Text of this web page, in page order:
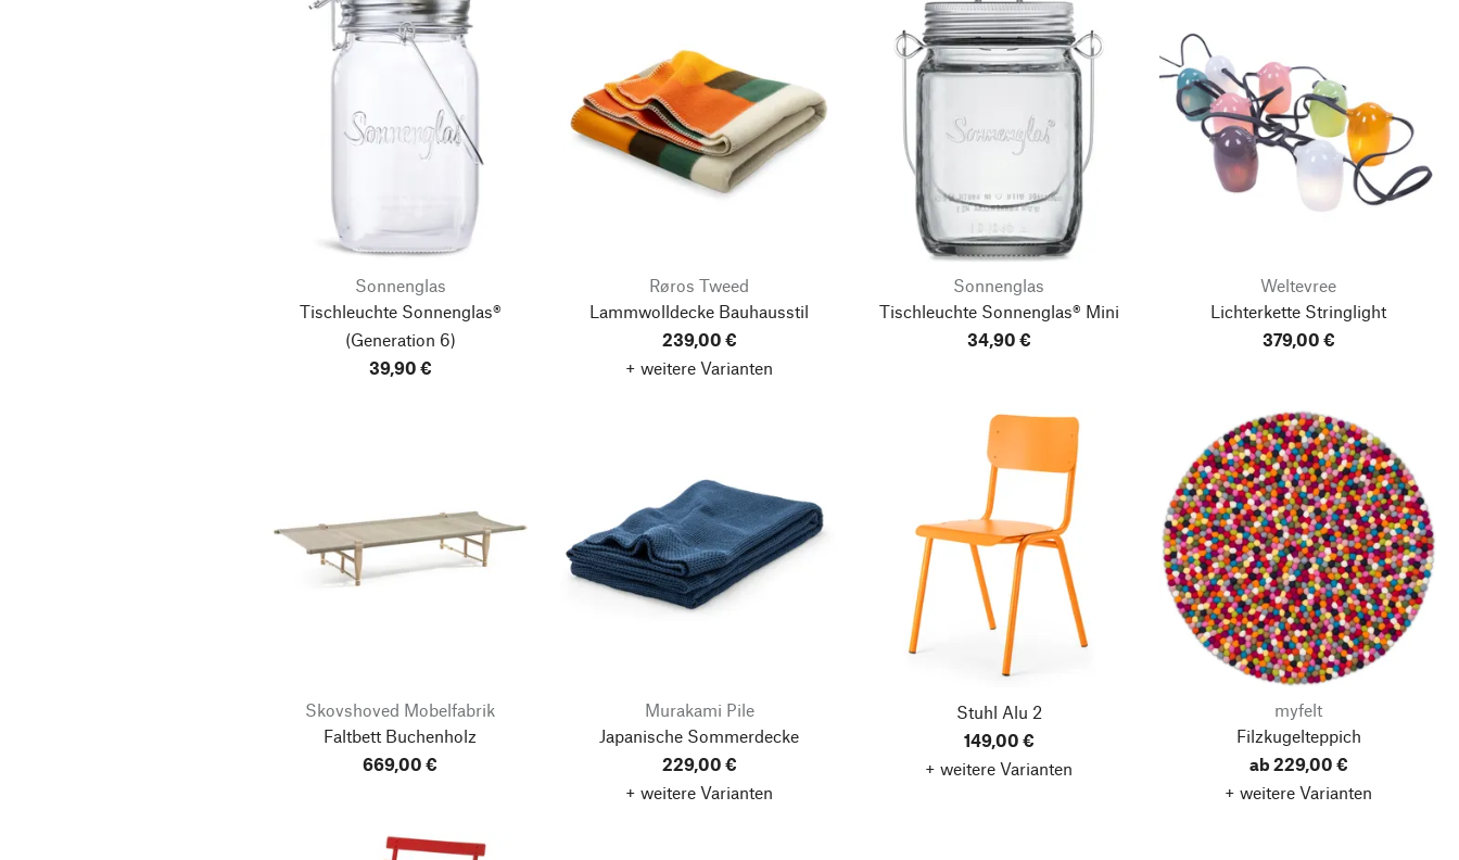
Sonnenglas
Tischleuchte Sonnenglas®
(Generation 6)
39,90 €
Røros Tweed
Lammwolldecke Bauhausstil
239,00 €
+ weitere Varianten
Sonnenglas
Tischleuchte Sonnenglas® Mini
34,90 €
Weltevree
Lichterkette Stringlight
379,00 €
Skovshoved Mobelfabrik
Faltbett Buchenholz
669,00 €
Murakami Pile
Japanische Sommerdecke
229,00 €
+ weitere Varianten
Stuhl Alu 2
149,00 €
+ weitere Varianten
myfelt
Filzkugelteppich
ab 229,00 €
+ weitere Varianten